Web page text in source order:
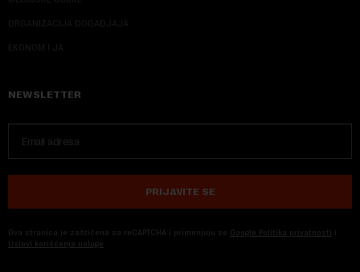
ORGANIZACIJA DOGADJAJA
EKONOM I JA
NEWSLETTER
PRIJAVITE SE
Ova stranica je zaštićena sa reCAPTCHA i primenjuju se Google Politika privatnosti i
Uslovi korišćenja usluge